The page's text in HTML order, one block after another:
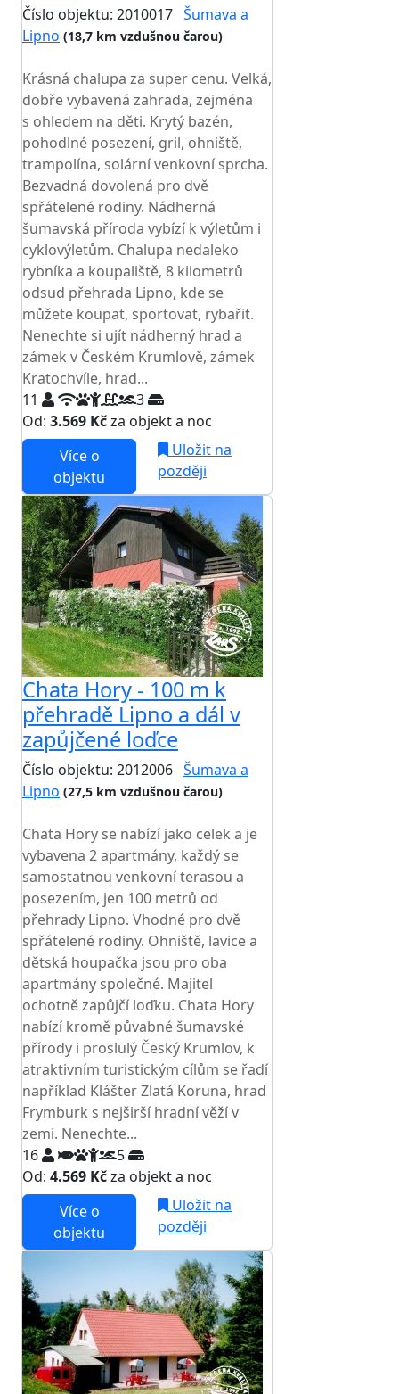
Číslo objektu: 2010017 Šumava a
Lipno (18,7 km vzdušnou čarou)
Krásná chalupa za super cenu. Velká,
dobře vybavená zahrada, zejména
s ohledem na děti. Krytý bazén,
pohodlné posezení, gril, ohniště,
trampolína, solární venkovní sprcha.
Bezvadná dovolená pro dvě
spřátelené rodiny. Nádherná
šumavská příroda vybízí k výletům i
cyklovýletům. Chalupa nedaleko
rybníka a koupaliště, 8 kilometrů
odsud přehrada Lipno, kde se
můžete koupat, sportovat, rybařit.
Nenechte si ujít nádherný hrad a
zámek v Českém Krumlově, zámek
Kratochvíle, hrad...
11
3
Od: 3.569 Kčza objekt a noc
Více o
objektu
Uložit na
později
Chata Hory - 100 m k
přehradě Lipno a dál v
zapůjčené loďce
Číslo objektu: 2012006 Šumava a
Lipno (27,5 km vzdušnou čarou)
Chata Hory se nabízí jako celek a je
vybavena 2 apartmány, každý se
samostatnou venkovní terasou a
posezením, jen 100 metrů od
přehrady Lipno. Vhodné pro dvě
spřátelené rodiny. Ohniště, lavice a
dětská houpačka jsou pro oba
apartmány společné. Majitel
ochotně zapůjčí loďku. Chata Hory
nabízí kromě půvabné šumavské
přírody i proslulý Český Krumlov, k
atraktivním turistickým cílům se řadí
například Klášter Zlatá Koruna, hrad
Frymburk s nejširší hradní věží v
zemi. Nenechte...
16
5
Od: 4.569 Kčza objekt a noc
Více o
objektu
Uložit na
později